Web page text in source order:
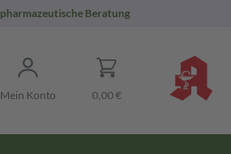
pharmazeutische Beratung
Mein Konto 0,00 €